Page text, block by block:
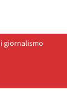
giornalismo